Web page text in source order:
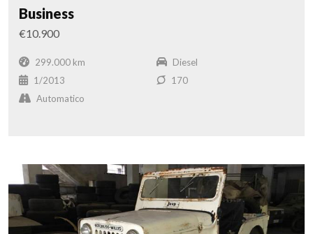
Business
€10.900
299.000 km
Diesel
1/2013
170
Automatico